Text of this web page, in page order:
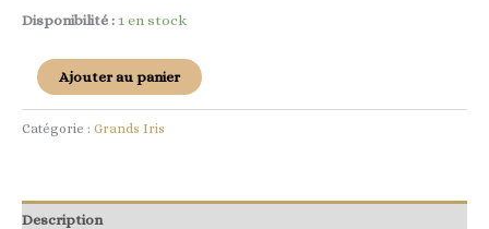
Disponibilité : 1 en stock
Ajouter au panier
Catégorie : Grands Iris
Description